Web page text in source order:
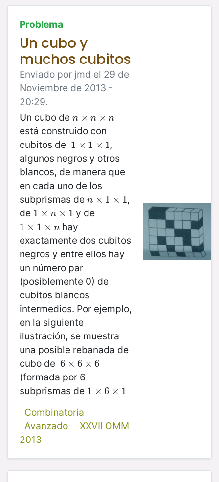
Problema
Un cubo y
muchos cubitos
Enviado por jmd el 29 de
Noviembre de 2013 -
20:29.
Un cubo de n × n × n
n×n ×n
está construido con
cubitos de 1 × 1 × 1
1 ×1 ×
,
algunos negros y otros
blancos, de manera que
en cada uno de los
subprismas de n × 1 × 1
n×1 ×
,
de 1 × n × 1
1 ×n ×1
y de
1 × 1 × n
1 ×1 × n
hay
exactamente dos cubitos
negros y entre ellos hay
un número par
(posiblemente 0) de
cubitos blancos
intermedios. Por ejemplo,
en la siguiente
ilustración, se muestra
una posible rebanada de
cubo de 6 × 6 × 6
6 ×6× 6
(formada por 6
subprismas de 1 × 6 × 1
1 ×6 × 1
Combinatoria
Avanzado
XXVII OMM
2013